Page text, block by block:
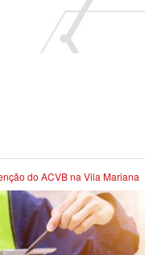
do ACVB na Vila Mariana